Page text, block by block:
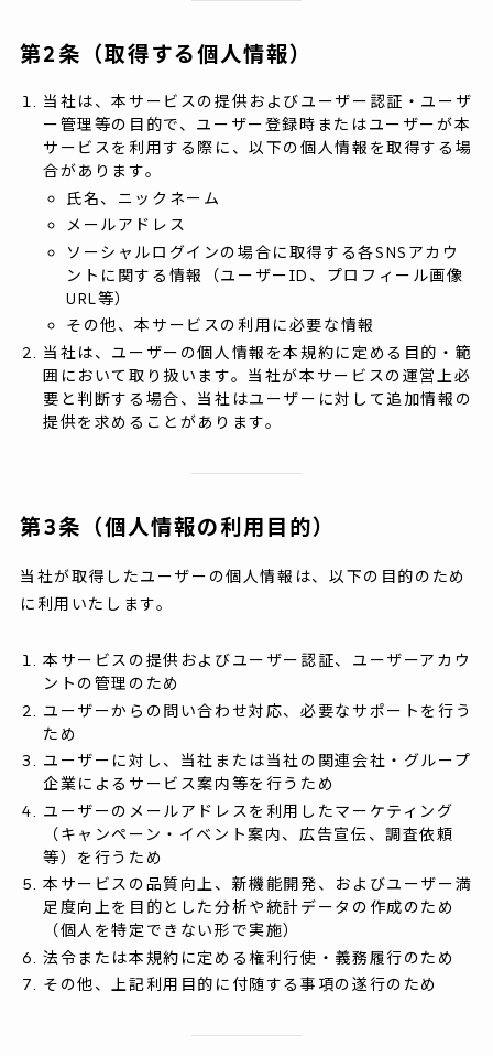
第2条（取得する個人情報）
当社は、本サービスの提供およびユーザー認証・ユーザ
ー管理等の目的で、ユーザー登録時またはユーザーが本
サービスを利用する際に、以下の個人情報を取得する場
合があります。
氏名、ニックネーム
メールアドレス
ソーシャルログインの場合に取得する各SNSアカウ
ントに関する情報（ユーザーID、プロフィール画像
URL等）
その他、本サービスの利用に必要な情報
当社は、ユーザーの個人情報を本規約に定める目的・範
囲において取り扱います。当社が本サービスの運営上必
要と判断する場合、当社はユーザーに対して追加情報の
提供を求めることがあります。
第3条（個人情報の利用目的）
当社が取得したユーザーの個人情報は、以下の目的のため
に利用いたします。
本サービスの提供およびユーザー認証、ユーザーアカウ
ントの管理のため
ユーザーからの問い合わせ対応、必要なサポートを行う
ため
ユーザーに対し、当社または当社の関連会社・グループ
企業によるサービス案内等を行うため
ユーザーのメールアドレスを利用したマーケティング
（キャンペーン・イベント案内、広告宣伝、調査依頼
等）を行うため
本サービスの品質向上、新機能開発、およびユーザー満
足度向上を目的とした分析や統計データの作成のため
（個人を特定できない形で実施）
法令または本規約に定める権利行使・義務履行のため
その他、上記利用目的に付随する事項の遂行のため